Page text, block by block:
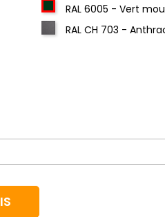
RAL 6005 - Vert
RAL CH 703 -